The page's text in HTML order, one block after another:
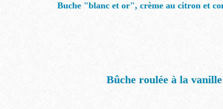
Buche "blanc et or", crème au citron et
Bûche roulée à la vanille